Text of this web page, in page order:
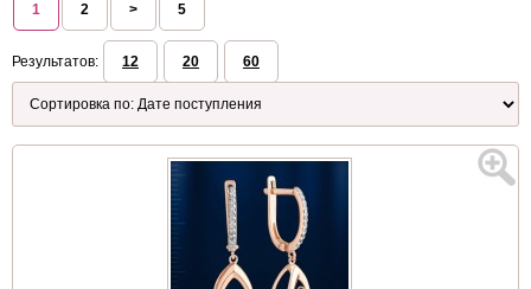
1 2 > 5
Результатов: 12 20 60